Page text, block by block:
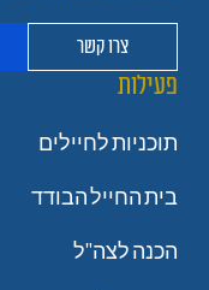
צרו קשר
פעילות
תוכניות לחיילים
בית החייל הבודד
הכנה לצה"ל